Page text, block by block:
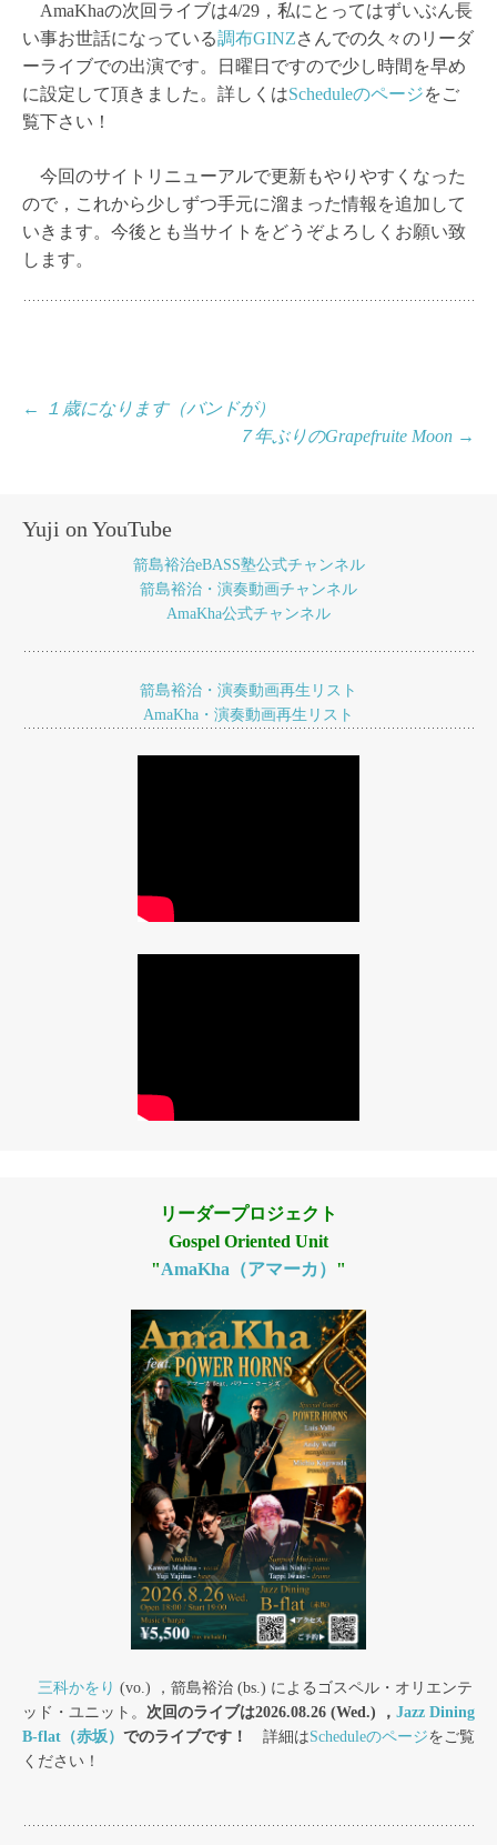
AmaKhaの次回ライブは4/29，私にとってはずいぶん長
い事お世話になっている調布GINZさんでの久々のリーダ
ーライブでの出演です。日曜日ですので少し時間を早め
に設定して頂きました。詳しくはScheduleのページをご
覧下さい！
今回のサイトリニューアルで更新もやりやすくなった
ので，これから少しずつ手元に溜まった情報を追加して
いきます。今後とも当サイトをどうぞよろしくお願い致
します。
投
ビ
←
１歳になります（バンドが）
７年ぶりのGrapefruite Moon →
Yuji on YouTube
箭島裕治eBASS塾公式チャンネル
箭島裕治・演奏動画チャンネル
AmaKha公式チャンネル
箭島裕治・演奏動画再生リスト
AmaKha・演奏動画再生リスト
リーダープロジェクト
Gospel Oriented Unit
"AmaKha（アマーカ） "
三科かをり (vo.) ，箭島裕治 (bs.) によるゴスペル・オリエンテ
ッド・ユニット。 次回のライブは2026.08.26 (Wed.) ， Jazz Dining
B-flat（赤坂） でのライブです！ 詳細はScheduleのページをご覧
ください！